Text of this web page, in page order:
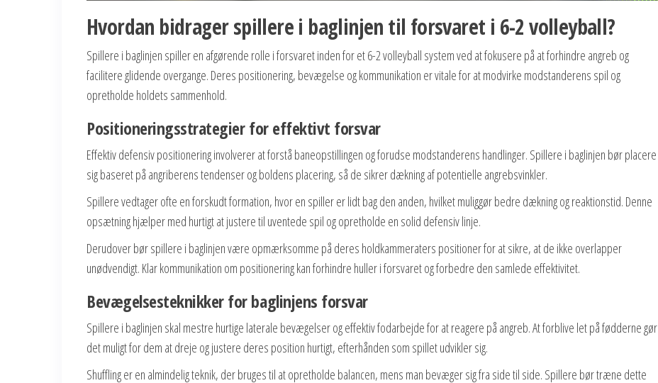
Hvordan bidrager spillere i baglinjen til forsvaret i 6-2 volleyball?
Spillere i baglinjen spiller en afgørende rolle i forsvaret inden for et 6-2 volleyball system ved at fokusere på at forhindre angreb og
facilitere glidende overgange. Deres positionering, bevægelse og kommunikation er vitale for at modvirke modstanderens spil og
opretholde holdets sammenhold.
Positioneringsstrategier for effektivt forsvar
Effektiv defensiv positionering involverer at forstå baneopstillingen og forudse modstanderens handlinger. Spillere i baglinjen bør placere
sig baseret på angriberens tendenser og boldens placering, så de sikrer dækning af potentielle angrebsvinkler.
Spillere vedtager ofte en forskudt formation, hvor en spiller er lidt bag den anden, hvilket muliggør bedre dækning og reaktionstid. Denne
opsætning hjælper med hurtigt at justere til uventede spil og opretholde en solid defensiv linje.
Derudover bør spillere i baglinjen være opmærksomme på deres holdkammeraters positioner for at sikre, at de ikke overlapper
unødvendigt. Klar kommunikation om positionering kan forhindre huller i forsvaret og forbedre den samlede effektivitet.
Bevægelsesteknikker for baglinjens forsvar
Spillere i baglinjen skal mestre hurtige laterale bevægelser og effektiv fodarbejde for at reagere på angreb. At forblive let på fødderne gør
det muligt for dem at dreje og justere deres position hurtigt, efterhånden som spillet udvikler sig.
Shuffling er en almindelig teknik, der bruges til at opretholde balancen, mens man bevæger sig fra side til side. Spillere bør træne dette